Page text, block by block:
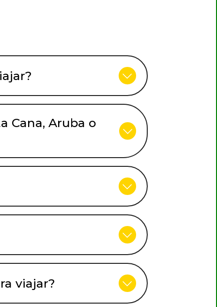
Cana, Aruba o
viajar?